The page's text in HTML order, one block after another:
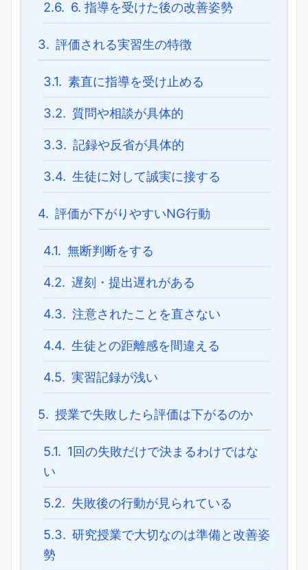
2.6. 6. 指導を受けた後の改善姿勢
3. 評価される実習生の特徴
3.1. 素直に指導を受け止める
3.2. 質問や相談が具体的
3.3. 記録や反省が具体的
3.4. 生徒に対して誠実に接する
4. 評価が下がりやすいNG行動
4.1. 無断判断をする
4.2. 遅刻・提出遅れがある
4.3. 注意されたことを直さない
4.4. 生徒との距離感を間違える
4.5. 実習記録が浅い
5. 授業で失敗したら評価は下がるのか
5.1. 1回の失敗だけで決まるわけではな
い
5.2. 失敗後の行動が見られている
5.3. 研究授業で大切なのは準備と改善姿
勢